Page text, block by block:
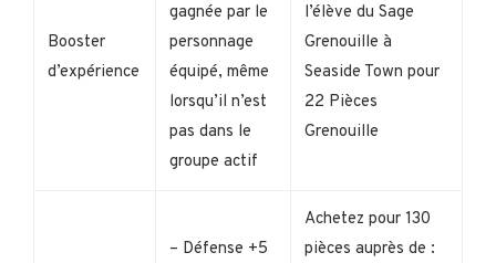
Booster
d’expérience
gagnée par le
personnage
équipé, même
lorsqu’il n’est
pas dans le
groupe actif
l’élève du Sage
Grenouille à
Seaside Town pour
22 Pièces
Grenouille
– Défense +5
Achetez pour 130
pièces auprès de :